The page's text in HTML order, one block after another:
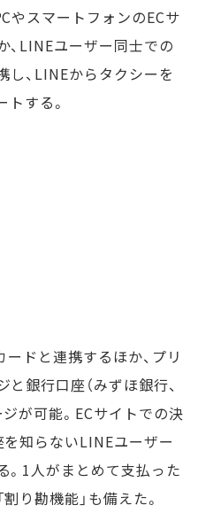
やスマートフォンのECサ
、LINEユーザー同士での
し、LINEからタクシーを
トする。
ドと連携するほか、プリ
銀行口座（みずほ銀行、
が可能。ECサイトでの決
知らないLINEユーザー
。1人がまとめて支払った
り勘機能」も備えた。